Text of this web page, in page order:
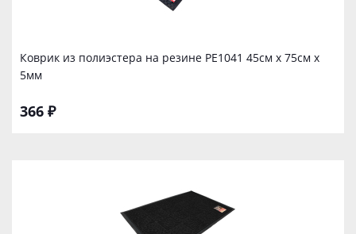
Коврик из полиэстера на резине PE1041 45см х 75см х
5мм
366 ₽